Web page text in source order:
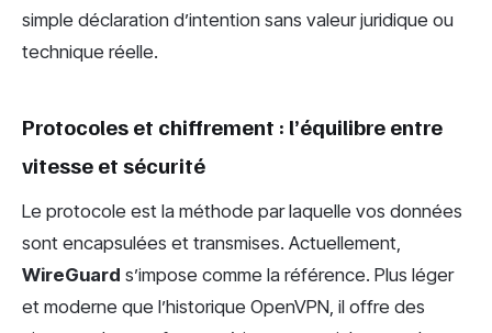
simple déclaration d’intention sans valeur juridique ou
technique réelle.
Protocoles et chiffrement : l’équilibre entre
vitesse et sécurité
Le protocole est la méthode par laquelle vos données
sont encapsulées et transmises. Actuellement,
WireGuard s’impose comme la référence. Plus léger
et moderne que l’historique OpenVPN, il offre des